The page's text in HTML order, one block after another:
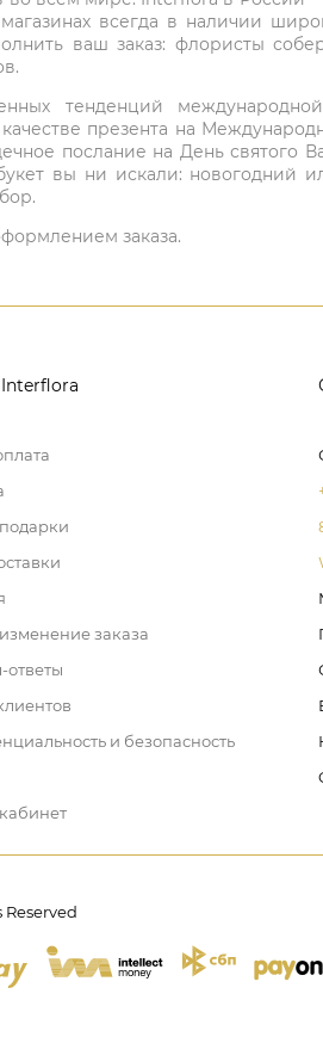
всегда в наличии
ваш заказ: флористы
тенденций
презента на
послание на День святого
вы ни искали: новогодний
заказа.
заказа
ответы
и безопасность